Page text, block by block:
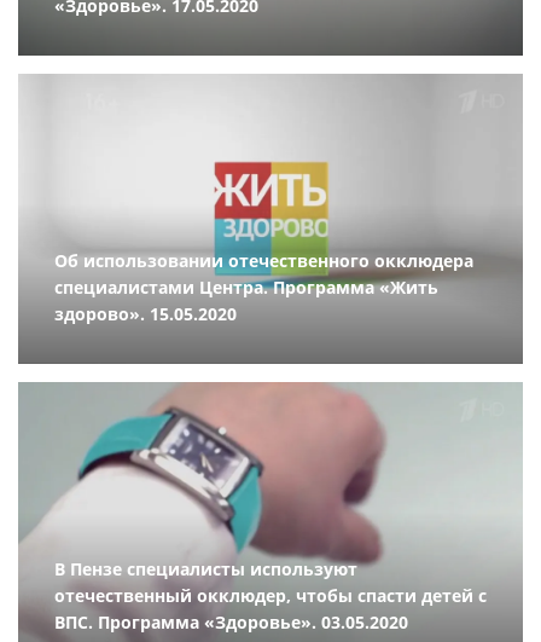
«Здоровье». 17.05.2020
Об использовании отечественного окклюдера
специалистами Центра. Программа «Жить
здорово». 15.05.2020
В Пензе специалисты используют
отечественный окклюдер, чтобы спасти детей с
ВПС. Программа «Здоровье». 03.05.2020